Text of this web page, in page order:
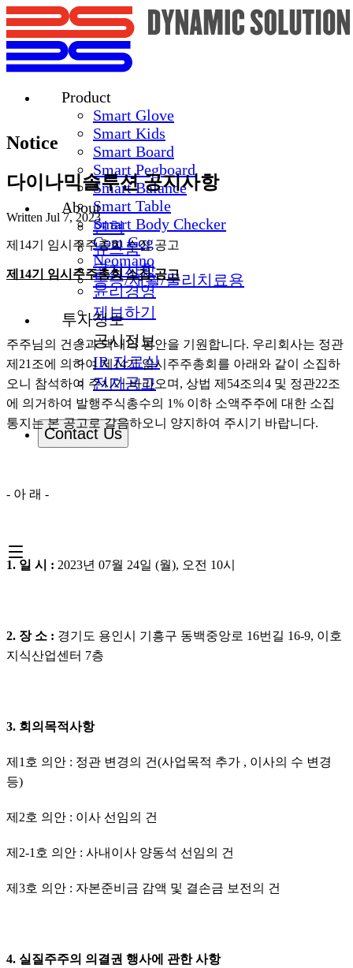
Product
Smart Glove
Smart Kids
Smart Board
Smart Pegboard
Smart Balance
Smart Table
Smart Body Checker
Com Cog
Neomano
통증/재활/물리치료용
About
연혁
뉴스룸
공지사항
윤리경영
제보하기
투자정보
공시정보
IR 자료실
전자공고
Contact Us
Notice
다이나믹솔루션 공지사항
Written Jul 7, 2023
제14기 임시주주총회 소집 공고
제14기 임시주주총회 소집 공고
주주님의 건승과 댁내의 평안을 기원합니다. 우리회사는 정관
제21조에 의하여 제14기 임시주주총회를 아래와 같이 소집하
오니 참석하여 주시기 바라오며, 상법 제54조의4 및 정관22조
에 의거하여 발행주식총수의 1% 이하 소액주주에 대한 소집
통지는 본 공고로 갈음하오니 양지하여 주시기 바랍니다.
- 아 래 -
1. 일 시 : 2023년 07월 24일 (월), 오전 10시
2. 장 소 : 경기도 용인시 기흥구 동백중앙로 16번길 16-9, 이호
지식산업센터 7층
3. 회의목적사항
제1호 의안 : 정관 변경의 건(사업목적 추가 , 이사의 수 변경
등)
제2호 의안 : 이사 선임의 건
제2-1호 의안 : 사내이사 양동석 선임의 건
제3호 의안 : 자본준비금 감액 및 결손금 보전의 건
4. 실질주주의 의결권 행사에 관한 사항